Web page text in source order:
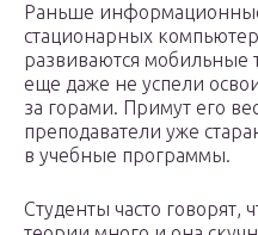
Раньше
стационарных
развиваются мобильные
еще даже не успели
за горами. Примут его
преподаватели уже
в учебные программы.
Студенты часто говорят,